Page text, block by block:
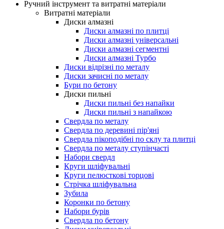
Ручний інструмент та витратні матеріали
Витратні матеріали
Диски алмазні
Диски алмазні по плитці
Диски алмазні універсальні
Диски алмазні сегментні
Диски алмазні Турбо
Диски відрізні по металу
Диски зачисні по металу
Бури по бетону
Диски пильні
Диски пильні без напайки
Диски пильні з напайкою
Свердла по металу
Свердла по деревині пір'яні
Свердла пікоподібні по склу та плитці
Свердла по металу ступінчасті
Набори свердл
Круги шліфувальні
Круги пелюсткові торцові
Стрічка шліфувальна
Зубила
Коронки по бетону
Набори бурів
Свердла по бетону